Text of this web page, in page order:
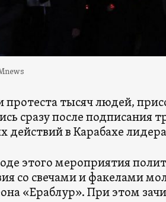
протеста тысяч людей,
сразу после подписания
действий в Карабахе
этого мероприятия
cо свечами и факелами
«Ераблур». При этом